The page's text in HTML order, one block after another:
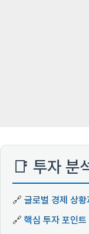
📑 투자 분
🔗 글로벌 경제 상
🔗 핵심 투자 포인트